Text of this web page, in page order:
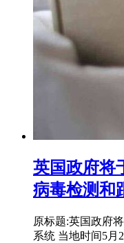
英国政府将
病毒检测和
原标题:英国政府
系统 当地时间5月